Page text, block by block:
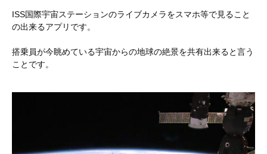
ISS国際宇宙ステーションのライブカメラをスマホ等で見ること
の出来るアプリです。
搭乗員が今眺めている宇宙からの地球の絶景を共有出来ると言う
ことです。